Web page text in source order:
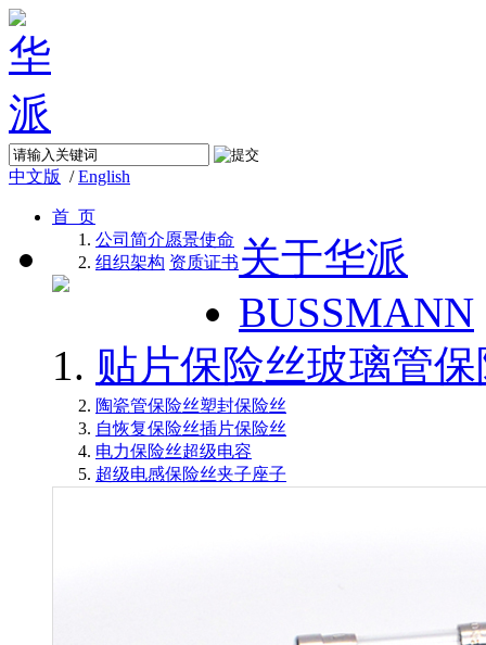
中文版 /English
首 页
关于华派
公司简介愿景使命
组织架构 资质证书
BUSSMANN
贴片保险丝玻璃管
陶瓷管保险丝塑封保险丝
自恢复保险丝插片保险丝
电力保险丝超级电容
超级电感保险丝夹子座子